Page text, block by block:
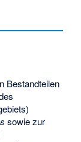
Bestandteilen
sowie zur